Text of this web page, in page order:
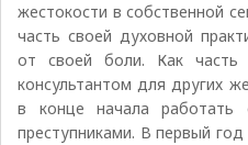
жестокости в собственной
часть своей духовной
от своей боли. Как часть
консультантом для других
в конце начала работать
преступниками. В первый